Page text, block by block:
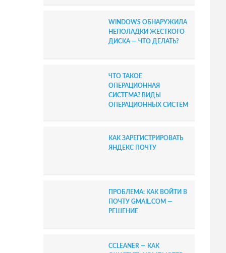
WINDOWS ОБНАРУЖИЛА
НЕПОЛАДКИ ЖЕСТКОГО
ДИСКА — ЧТО ДЕЛАТЬ?
ЧТО ТАКОЕ
ОПЕРАЦИОННАЯ
СИСТЕМА? ВИДЫ
ОПЕРАЦИОННЫХ СИСТЕМ
КАК ЗАРЕГИСТРИРОВАТЬ
ЯНДЕКС ПОЧТУ
ПРОБЛЕМА: КАК ВОЙТИ В
ПОЧТУ GMAIL.COM —
РЕШЕНИЕ
CCLEANER — КАК